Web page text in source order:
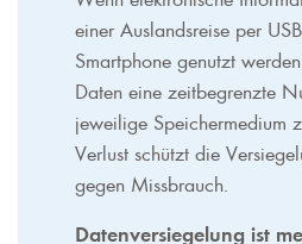
einer Auslandsreise per
Smartphone genutzt
Daten eine zeitbegrenzte
jeweilige Speichermedium
Verlust schützt die
gegen Missbrauch.
Datenversiegelung ist